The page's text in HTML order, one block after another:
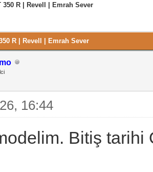
350 R | Revell | Emrah Sever
R | Revell | Emrah Sever
16:44
Bitiş tarihi